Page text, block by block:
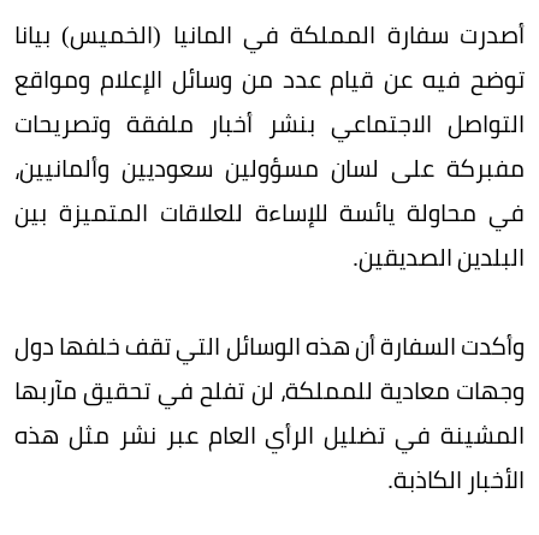
أصدرت سفارة المملكة في المانيا (الخميس) بيانا
توضح فيه عن قيام عدد من وسائل الإعلام ومواقع
التواصل الاجتماعي بنشر أخبار ملفقة وتصريحات
مفبركة على لسان مسؤولين سعوديين وألمانيين،
في محاولة يائسة للإساءة للعلاقات المتميزة بين
البلدين الصديقين.
وأكدت السفارة أن هذه الوسائل التي تقف خلفها دول
وجهات معادية للمملكة، لن تفلح في تحقيق مآربها
المشينة في تضليل الرأي العام عبر نشر مثل هذه
الأخبار الكاذبة.